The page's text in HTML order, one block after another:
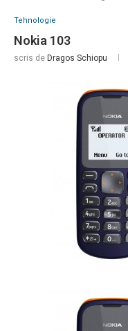
Tehnologie
Nokia 103
scris de Dragos Schiopu